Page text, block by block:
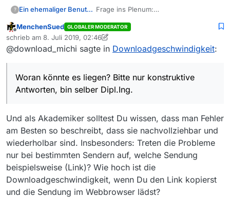
? Ein ehemaliger Benutzer Frage ins Plenum:
geringe Downloadgeschwindigkeiten;
meine Downloadaktivitäten haben sich
nicht geändert (bis zu 3 90-Minuten-
Bisher hatte ich abhängig von
Tageszeiten immer Geschwindigkeiten
zwischen 4 und 7 MBit/s. Jetzt startet
Sekunden auf 1 MBit/s, und ist dann
sofort bei ca. 200 kBit/s. - Frühere
Downloads von 3-5 Minuten dauern
jetzt 2-4 Stunden…
Meine Ausstattung: Acer Aspire V
Nitro, WIN 10, WLan-Verbindung mit
FritzBox 6490 Cable (Kabelanschluß,
ehemals KabelDeutschland, jetzt
Vodafon).
Offline
MenchenSued GLOBALER MODERATOR
schrieb am 8. Juli 2019, 02:46
zuletzt editiert von MenchenSued
@download_michi sagte in Downloadgeschwindigkeit:
Woran könnte es liegen? Bitte nur konstruktive
Antworten, bin selber Dipl.Ing.
Und als Akademiker solltest Du wissen, dass man Fehler
am Besten so beschreibt, dass sie nachvollziehbar und
wiederholbar sind. Insbesonders: Treten die Probleme
nur bei bestimmten Sendern auf, welche Sendung
beispielsweise (Link)? Wie hoch ist die
Downloadgeschwindigkeit, wenn Du den Link kopierst
und die Sendung im Webbrowser lädst?